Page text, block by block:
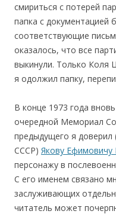
смириться с потерей
папка с документацией
соответствующие
оказалось, что все
выкинули. Только Коля
я одолжил папку,
В конце 1973 года
очередной Мемориал
предыдущего я доверил
СССР) Якову Ефимовичу
персонажу в
С его именем связано
заслуживающих
читатель может